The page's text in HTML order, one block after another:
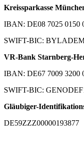
Kreissparkasse
IBAN: DE08 7025 0150
SWIFT-BIC:
VR-Bank Starnberg-
IBAN: DE67 7009 3200
SWIFT-BIC:
Gläubiger-
DE59ZZZ00000193877